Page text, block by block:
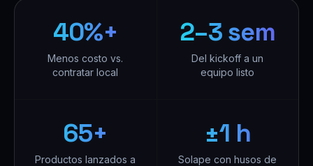
40%+
Menos costo vs.
contratar local
2–3 sem
Del kickoff a un
equipo listo
65+
Productos lanzados a
±1 h
Solape con husos de